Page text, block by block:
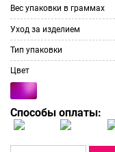
Вес упаковки в граммах
Уход за изделием
Тип упаковки
Цвет
Способы оплаты: